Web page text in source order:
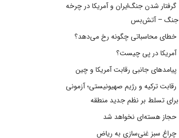
گرفتار شدن جنگ‌ایران و آمریکا در چرخه
جنگ – آتش‌بس
خطای محاسباتی چگونه رخ می‌دهد؟
آمریکا در پی چیست؟
پیامدهای جانبی رقابت آمریکا و چین
رقابت ترکیه و رژیم صهیونیستی؛ آزمونی
برای تسلط بر نظم جدید منطقه
حجاز هسته‌ای نخواهد شد
چراغ سبز غنی‌سازی به ریاض